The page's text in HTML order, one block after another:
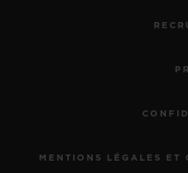
MENTIONS LÉGALES ET